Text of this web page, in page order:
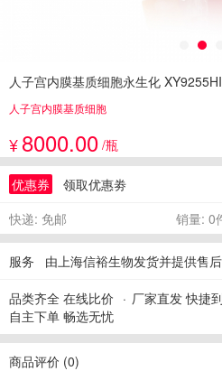
人子宫内膜基质细胞永生化
人子宫内膜基质细胞
¥8000.00 /瓶
优惠券 领取优惠劵
快递: 免邮 销量: 0
服务 由上海信裕生物发货并提供售
品类齐全 在线比价 厂家直发 快捷
自主下单 畅选无忧
商品评价 (0)